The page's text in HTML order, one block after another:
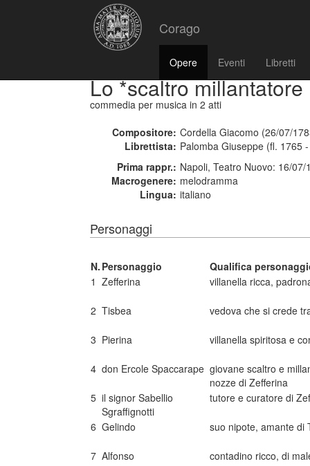
Corago
Opere Eventi Libretti
Lo *scaltro millantatore
commedia per musica in 2 atti
Compositore: Cordella Giacomo (26/07/
Librettista: Palomba Giuseppe (fl. 1765
Prima rappr.: Napoli, Teatro Nuovo: 16/07/
Macrogenere: melodramma
Lingua: italiano
Personaggi
N. Personaggio
Qualifica
1 Zefferina villanella ricca,
2 Tisbea vedova che si crede
3 Pierina villanella spiritosa e
4 don Ercole Spaccarape giovane scaltro e
nozze di Zefferina
5 il signor Sabellio
Sgraffignotti
tutore e curatore di
6 Gelindo suo nipote, amante di
7 Alfonso contadino ricco, di